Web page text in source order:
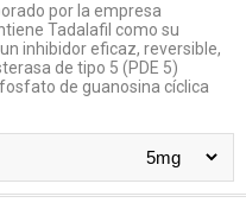
por la empresa
Tadalafil como su
inhibidor eficaz, reversible,
de tipo 5 (PDE 5)
de guanosina cíclica